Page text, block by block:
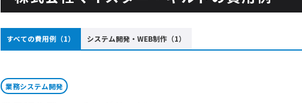
すべての費用例（1） システム開発・WEB制作（1）
業務システム開発